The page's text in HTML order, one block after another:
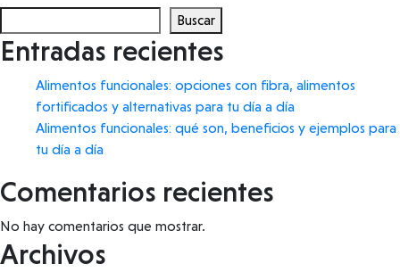
funcionales:
qué
son,
y
ejemplos
para
a
Buscar
Entradas recientes
Alimentos funcionales: opciones con fibra, alimentos
fortificados y alternativas para tu día a día
Alimentos funcionales: qué son, beneficios y ejemplos para
tu día a día
Comentarios recientes
No hay comentarios que mostrar.
Archivos